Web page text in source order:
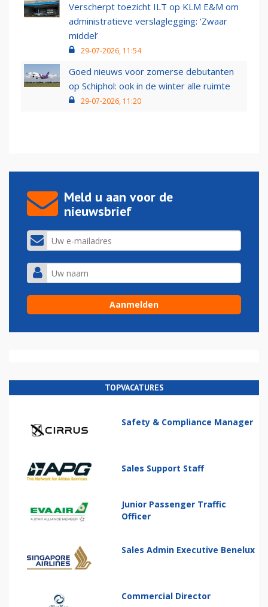
Verscherpt toezicht ILT op KLM E&M om
administratieve verslaglegging: ‘Zwaar
middel’
29-07-2026, 11:54
Goed nieuws voor zomerse debutanten
op Schiphol: ook in de winter alle ruimte
29-07-2026, 11:20
Meld u aan voor de
nieuwsbrief
TOPVACATURES
Safety & Compliance Manager
Sales Support Staff
Junior Passenger Traffic
Officer
Sales Admin Executive Benelux
Commercial Director